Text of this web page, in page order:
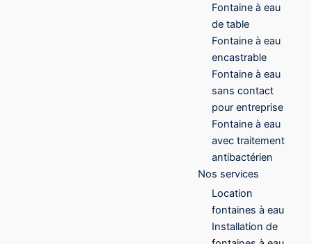
Fontaine à eau
de table
Fontaine à eau
encastrable
Fontaine à eau
sans contact
pour entreprise
Fontaine à eau
avec traitement
antibactérien
Nos services
Location
fontaines à eau
Installation de